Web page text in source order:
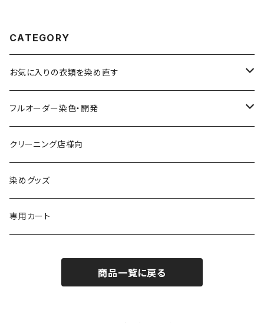
CATEGORY
お気に入りの衣類を染め直す
綿系 100%
黒染め/Black
紺染め/Navy
綿90%以上+合成繊維
黒染め/Black
紺染め/Navy
綿素材+合成繊維10%以上
黒染め/Black
その他
濃紺染め/Navy
フルオーダー染色・開発
カラーマッチング
特殊染色
クリーニング店様向
染めグッズ
専用カート
商品一覧に戻る